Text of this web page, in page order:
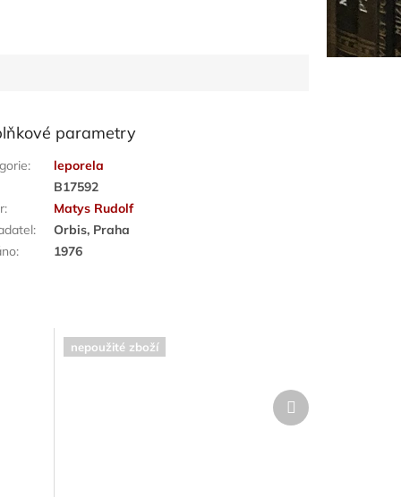
parametry
:
leporela
B17592
:
Matys Rudolf
:
Orbis, Praha
: 1976
nepoužité zboží
Další
produkt